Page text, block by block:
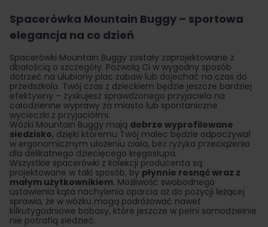
Spacerówka Mountain Buggy – sportowa
elegancja na co dzień
Spacerówki Mountain Buggy zostały zaprojektowane z
dbałością o szczegóły. Pozwolą Ci w wygodny sposób
dotrzeć na ulubiony plac zabaw lub dojechać na czas do
przedszkola. Twój czas z dzieckiem będzie jeszcze bardziej
efektywny – zyskujesz sprawdzonego przyjaciela na
całodzienne wyprawy za miasto lub spontaniczne
wycieczki z przyjaciółmi.
Wózki Mountain Buggy mają dobrze wyprofilowane
siedzisko, dzięki któremu Twój malec będzie odpoczywał
w ergonomicznym ułożeniu ciała, bez ryzyka przeciążenia
dla delikatnego dziecięcego kręgosłupa.
Wszystkie spacerówki z kolekcji producenta są
projektowane w taki sposób, by płynnie rosnąć wraz z
małym użytkownikiem. Możliwość swobodnego
ustawienia kąta nachylenia oparcia aż do pozycji leżącej
sprawia, że w wózku mogą podróżować nawet
kilkutygodniowe bobasy, które jeszcze w pełni samodzielnie
nie potrafią siedzieć.